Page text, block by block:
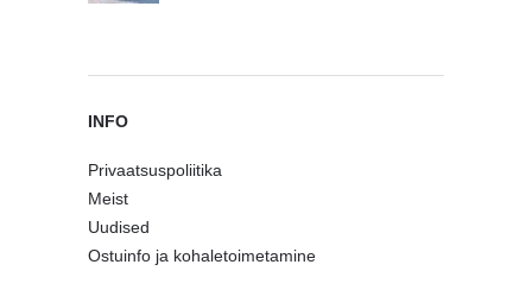
INFO
Privaatsuspoliitika
Meist
Uudised
Ostuinfo ja kohaletoimetamine